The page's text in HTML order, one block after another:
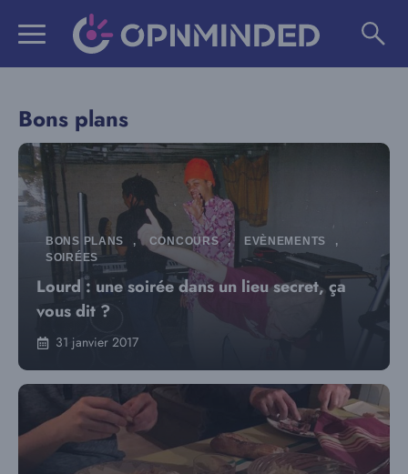
Bons plans
BONS PLANS , CONCOURS , EVÈNEMENTS
,
SOIRÉES
Lourd : une soirée dans un lieu secret, ça
vous dit ?
31 janvier 2017